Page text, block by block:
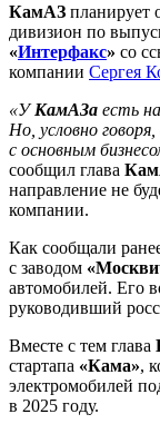
КамАЗ планирует
дивизион по
«Интерфакс» со
компании Сергея
«УКамАЗа есть
Но, условно
с основным
сообщил глава
направление не
компании.
Как сообщали
с заводом
автомобилей. Его
руководивший
Вместе с тем глава
стартапа «Кама»,
электромобилей
в 2025 году.